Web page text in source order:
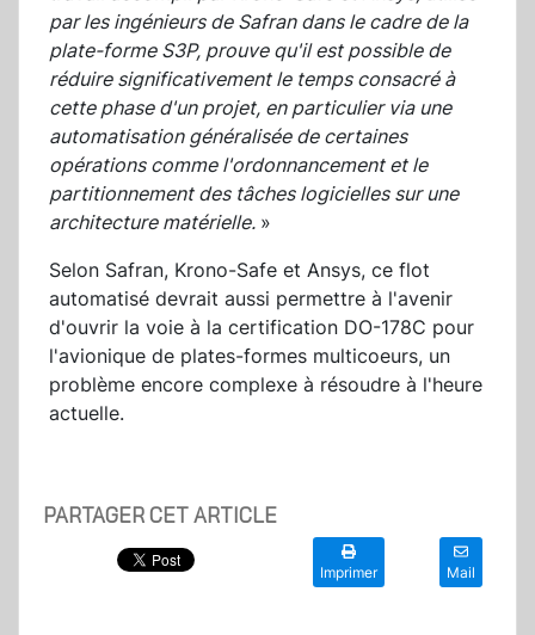
par les ingénieurs de Safran dans le cadre de la
plate-forme S3P, prouve qu'il est possible de
réduire significativement le temps consacré à
cette phase d'un projet, en particulier via une
automatisation généralisée de certaines
opérations comme l'ordonnancement et le
partitionnement des tâches logicielles sur une
architecture matérielle. »
Selon Safran, Krono-Safe et Ansys, ce flot
automatisé devrait aussi permettre à l'avenir
d'ouvrir la voie à la certification DO-178C pour
l'avionique de plates-formes multicoeurs, un
problème encore complexe à résoudre à l'heure
actuelle.
PARTAGER CET ARTICLE
Imprimer Mail